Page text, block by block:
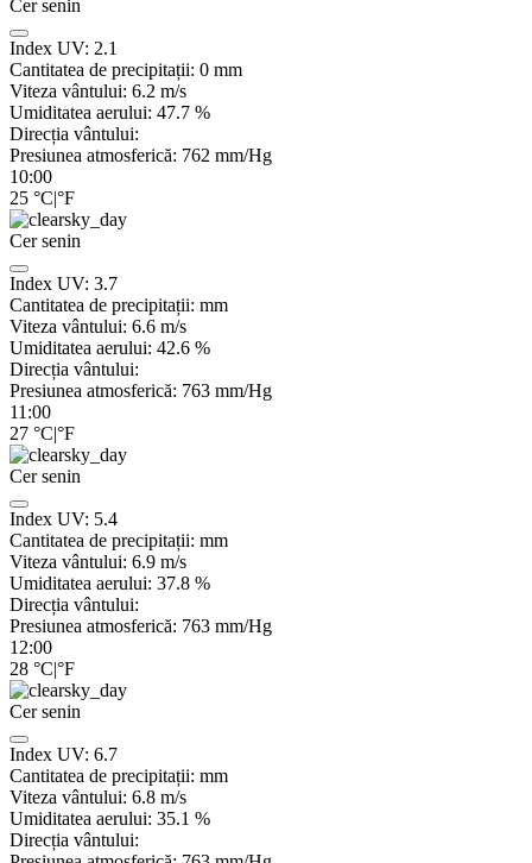
Cer senin
Index UV: 2.1
Cantitatea de precipitații: 0 mm
Viteza vântului: 6.2 m/s
Umiditatea aerului: 47.7 %
Direcția vântului:
Presiunea atmosferică: 762 mm/Hg
10:00
25 °C|°F
Cer senin
Index UV: 3.7
Cantitatea de precipitații: mm
Viteza vântului: 6.6 m/s
Umiditatea aerului: 42.6 %
Direcția vântului:
Presiunea atmosferică: 763 mm/Hg
11:00
27 °C|°F
Cer senin
Index UV: 5.4
Cantitatea de precipitații: mm
Viteza vântului: 6.9 m/s
Umiditatea aerului: 37.8 %
Direcția vântului:
Presiunea atmosferică: 763 mm/Hg
12:00
28 °C|°F
Cer senin
Index UV: 6.7
Cantitatea de precipitații: mm
Viteza vântului: 6.8 m/s
Umiditatea aerului: 35.1 %
Direcția vântului: